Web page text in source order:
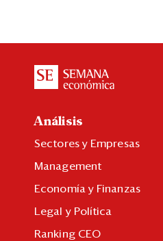
Análisis
Sectores y Empresas
Management
Economía y Finanzas
Legal y Política
Ranking CEO